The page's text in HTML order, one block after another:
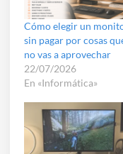
Cómo elegir un
sin pagar por cosas
no vas a aprovechar
22/07/2026
En «Informática»